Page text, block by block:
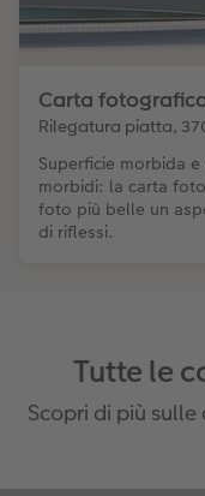
Carta
Rilegatura piatta,
Superficie morbida
morbidi: la carta
foto più belle un
di riflessi.
Tutte le
Scopri di più